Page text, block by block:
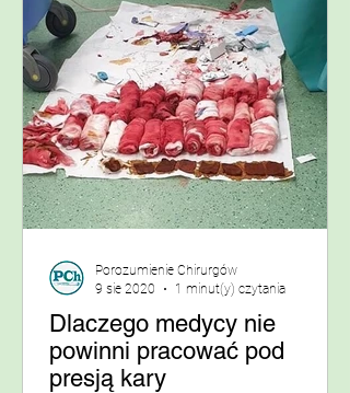
Dlaczego medycy nie
powinni pracować pod
presją kary
Porozumienie Chirurgów
9 sie 2020
1 minut(y) czytania